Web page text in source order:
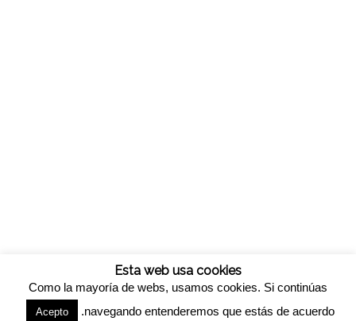
Esta web usa cookies
Como la mayoría de webs, usamos cookies. Si continúas
navegando entenderemos que estás de acuerdo.
Acepto